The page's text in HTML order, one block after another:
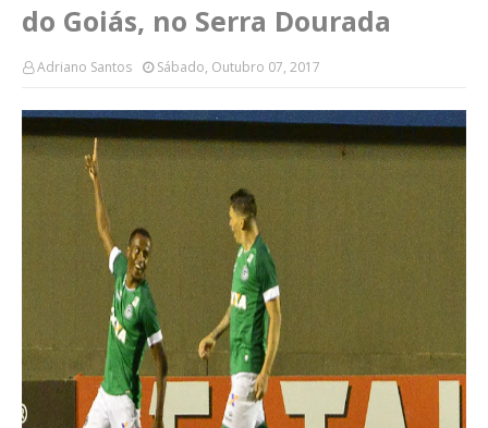
do Goiás, no Serra Dourada
Adriano Santos Sábado, Outubro 07, 2017